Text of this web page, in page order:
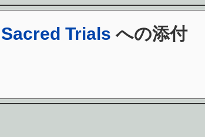
Trials への添付